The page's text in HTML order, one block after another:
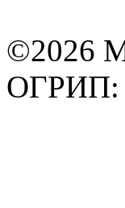
©2026
ОГРИП: